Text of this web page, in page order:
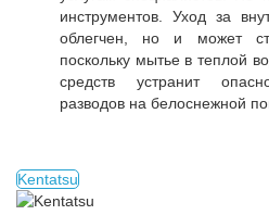
инструментов. Уход за
облегчен, но и может
поскольку мытье в теплой
средств устранит
разводов на белоснежной
Kentatsu